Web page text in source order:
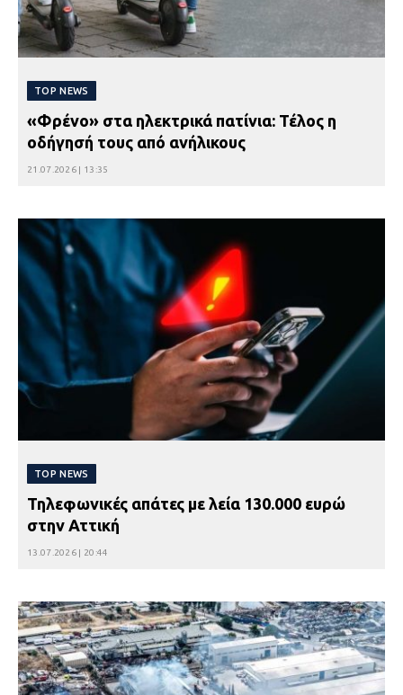
TOP NEWS
«Φρένο» στα ηλεκτρικά πατίνια: Τέλος η
οδήγησή τους από ανήλικους
21.07.2026 | 13:35
TOP NEWS
Τηλεφωνικές απάτες με λεία 130.000 ευρώ
στην Αττική
13.07.2026 | 20:44